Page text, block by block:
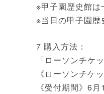
※甲子園歴史館は
※当日の甲子園歴
7 購入方法：
「ローソンチケ
《ローソンチケ
《受付期間》6